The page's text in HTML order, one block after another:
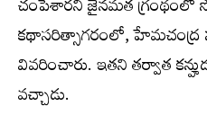
చంపేశారని జైనమత గ్రంథంలో
కథాసరిత్సాగరంలో, హేమచంద్ర
వివరించారు. ఇతని తర్వాత
వచ్చాడు.